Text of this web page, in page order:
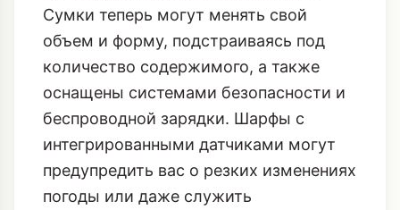
Сумки теперь могут менять свой
объем и форму, подстраиваясь под
количество содержимого, а также
оснащены системами безопасности и
беспроводной зарядки. Шарфы с
интегрированными датчиками могут
предупредить вас о резких изменениях
погоды или даже служить